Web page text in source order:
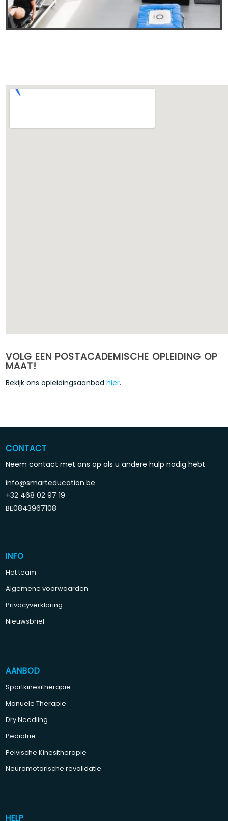
VOLG EEN POSTACADEMISCHE OPLEIDING OP
MAAT!
Bekijk ons opleidingsaanbodhier
CONTACT
Neem contact met ons op als u andere hulp nodig hebt.
info@smarteducation.be
+32 468 02 97 19
BE0843967108
INFO
Het team
Algemene voorwaarden
Privacyverklaring
Nieuwsbrief
AANBOD
Sportkinesitherapie
Manuele Therapie
Dry Needling
Pediatrie
Pelvische Kinesitherapie
Neuromotorische revalidatie
HELP